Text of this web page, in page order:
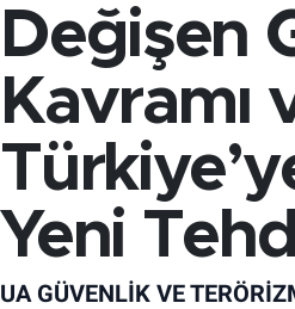
Değişen
Kavramı
Yeni
UA GÜVENLIK VE